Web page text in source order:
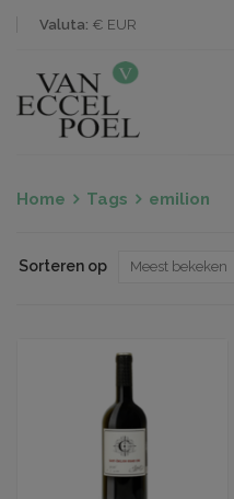
Valuta: € EUR
Home Tags emilion
Sorteren op